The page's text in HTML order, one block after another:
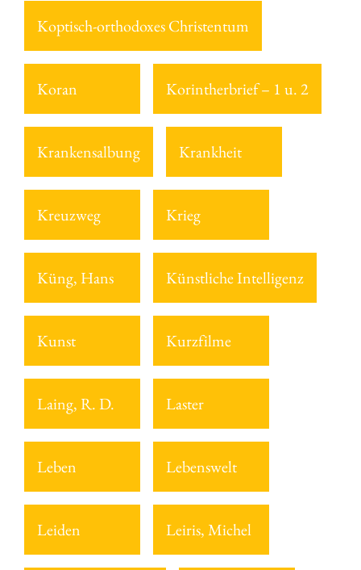
Koptisch-orthodoxes Christentum
Koran Korintherbrief – 1 u. 2
Krankensalbung Krankheit
Kreuzweg Krieg
Küng, Hans Künstliche Intelligenz
Kunst Kurzfilme
Laing, R. D. Laster
Leben Lebenswelt
Leiden Leiris, Michel